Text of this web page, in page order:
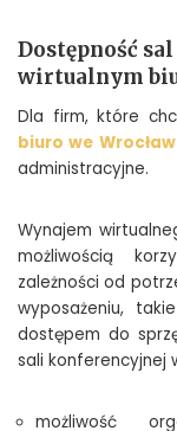
Dostępność
wirtualnym
Dla firm, które
biuro we
administracyjne.
Wynajem
możliwością
zależności od
wyposażeniu,
dostępem do
sali konferencyjnej
możliwość